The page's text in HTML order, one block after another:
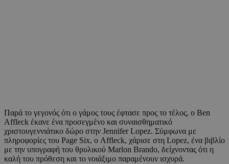
Παρά το γεγονός ότι ο γάμος τους έφτασε προς το τέλος, ο Ben
Affleck έκανε ένα προσεγμένο και συναισθηματικό
χριστουγεννιάτικο δώρο στην Jennifer Lopez. Σύμφωνα με
πληροφορίες του Page Six, ο Affleck, χάρισε στη Lopez, ένα βιβλίο
με την υπογραφή του θρυλικού Marlon Brando, δείχνοντας ότι η
καλή του πρόθεση και το νοιάξιμο παραμένουν ισχυρά.